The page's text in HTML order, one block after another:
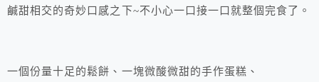
鹹甜相交的奇妙口感之下~不小心一口接一口就整個完食了。
一個份量十足的鬆餅、一塊微酸微甜的手作蛋糕、